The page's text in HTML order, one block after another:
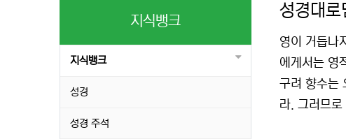
성경대
영이 거듭나
에게서는 영
구려 향수는
라. 그러므
지식뱅크
지식뱅크
성경
성경 주석